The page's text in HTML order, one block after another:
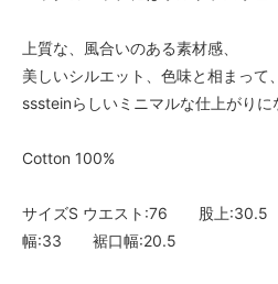
上質な、風合いのある素材感、
美しいシルエット、色味と相まって、
sssteinらしいミニマルな仕上がりに
Cotton 100%
サイズS ウエスト:76 股上
幅:33 裾口幅:20.5